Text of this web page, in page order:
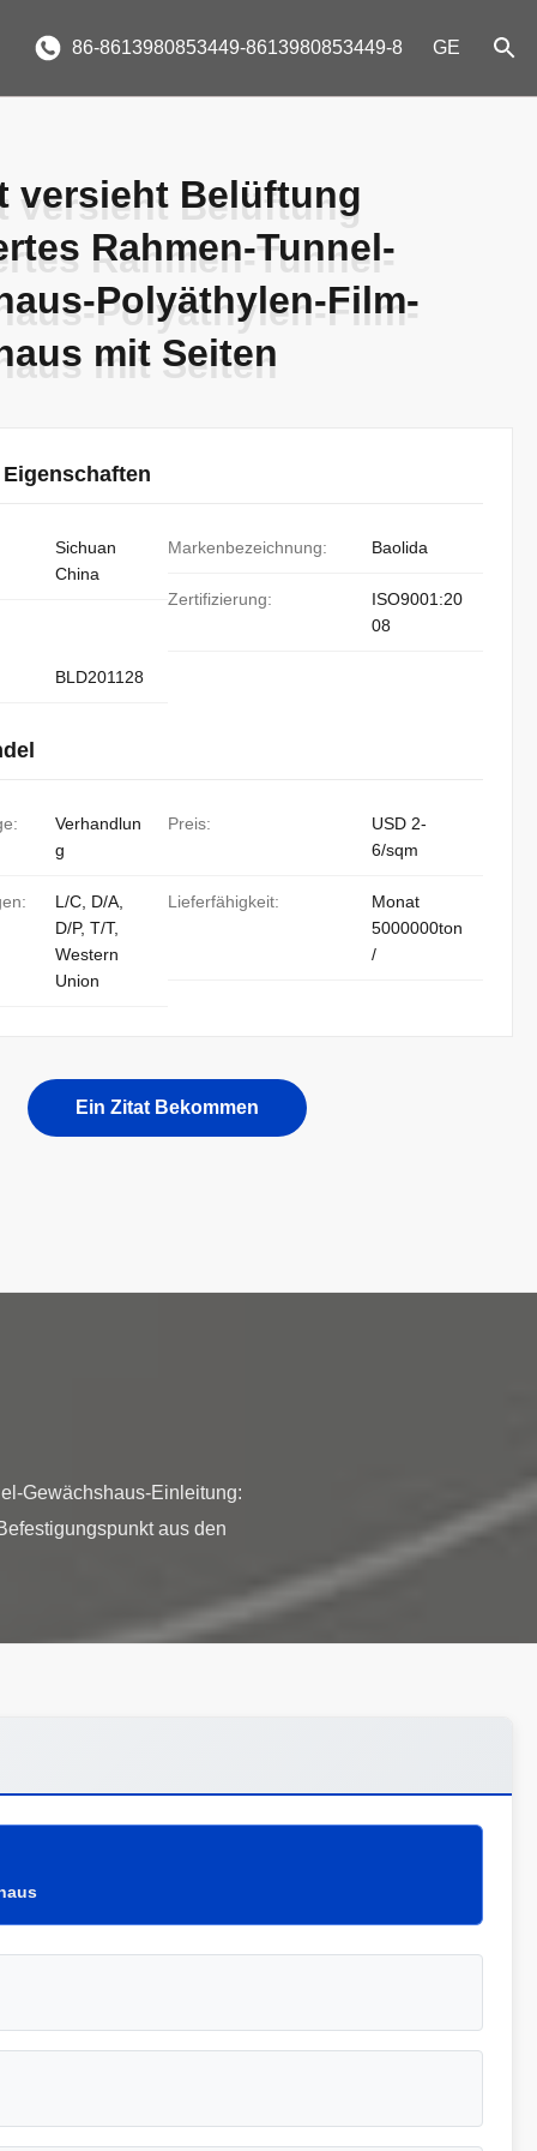
86-8613980853449-8613980853449-8 GE
versieht Belüftung
Rahmen-Tunnel-
Polyäthylen-Film-
mit Seiten
versieht Belüftung
Rahmen-Tunnel-
Polyäthylen-Film-
mit Seiten
Sichuan
China
Markenbezeichnung: Baolida
Zertifizierung:
ISO9001:20
08
BLD201128
Verhandlun
g
Preis:
USD 2-
6/sqm
L/C, D/A,
D/P, T/T,
Western
Union
Lieferfähigkeit:
Monat
5000000ton
/
Ein Zitat Bekommen
Gewächshaus-Einleitung:
aus den